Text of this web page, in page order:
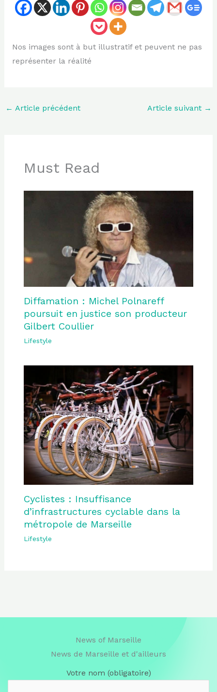
Nos images sont à but illustratif et peuvent ne pas
représenter la réalité
← Article précédent Article suivant →
Must Read
Diffamation : Michel Polnareff
poursuit en justice son producteur
Gilbert Coullier
Lifestyle
Cyclistes : Insuffisance
d’infrastructures cyclable dans la
métropole de Marseille
Lifestyle
News of Marseille
News de Marseille et d'ailleurs
Votre nom (obligatoire)